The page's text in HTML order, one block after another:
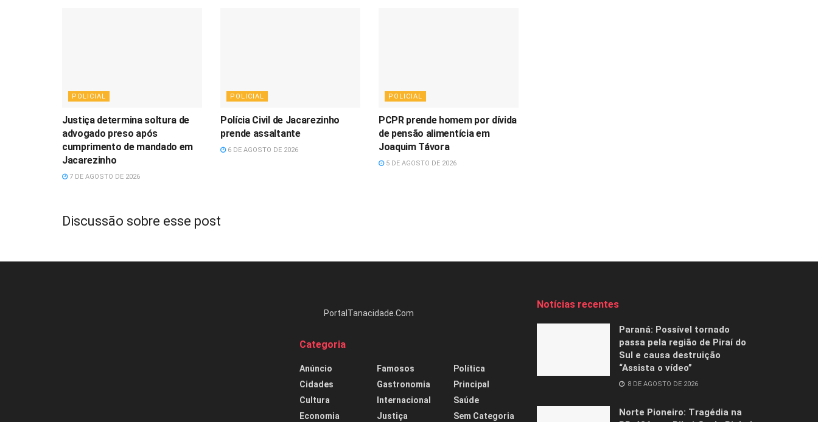
POLICIAL
Justiça determina soltura de
advogado preso após
cumprimento de mandado em
Jacarezinho
7 DE AGOSTO DE 2026
POLICIAL
Polícia Civil de Jacarezinho
prende assaltante
6 DE AGOSTO DE 2026
POLICIAL
PCPR prende homem por dívida
de pensão alimentícia em
Joaquim Távora
5 DE AGOSTO DE 2026
Discussão sobre esse post
PortalTanacidade.Com
Categoria
Anúncio
Cidades
Cultura
Economia
Famosos
Gastronomia
Internacional
Justiça
Política
Principal
Saúde
Sem Categoria
Notícias recentes
Paraná: Possível tornado
passa pela região de Piraí do
Sul e causa destruição
“Assista o vídeo”
8 DE AGOSTO DE 2026
Norte Pioneiro: Tragédia na